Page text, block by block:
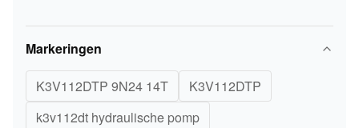
Markeringen
K3V112DTP 9N24 14T
K3V112DTP
k3v112dt hydraulische pomp